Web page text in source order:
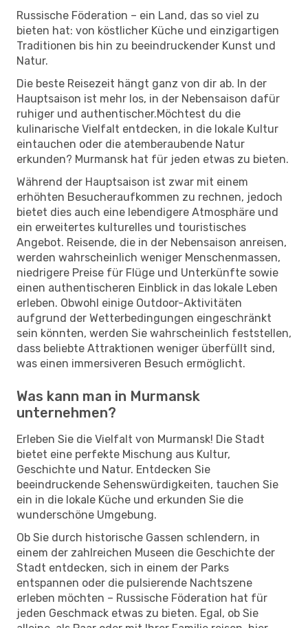
Russische Föderation – ein Land, das so viel zu
bieten hat: von köstlicher Küche und einzigartigen
Traditionen bis hin zu beeindruckender Kunst und
Natur.
Die beste Reisezeit hängt ganz von dir ab. In der
Hauptsaison ist mehr los, in der Nebensaison dafür
ruhiger und authentischer.Möchtest du die
kulinarische Vielfalt entdecken, in die lokale Kultur
eintauchen oder die atemberaubende Natur
erkunden? Murmansk hat für jeden etwas zu bieten.
Während der Hauptsaison ist zwar mit einem
erhöhten Besucheraufkommen zu rechnen, jedoch
bietet dies auch eine lebendigere Atmosphäre und
ein erweitertes kulturelles und touristisches
Angebot. Reisende, die in der Nebensaison anreisen,
werden wahrscheinlich weniger Menschenmassen,
niedrigere Preise für Flüge und Unterkünfte sowie
einen authentischeren Einblick in das lokale Leben
erleben. Obwohl einige Outdoor-Aktivitäten
aufgrund der Wetterbedingungen eingeschränkt
sein könnten, werden Sie wahrscheinlich feststellen,
dass beliebte Attraktionen weniger überfüllt sind,
was einen immersiveren Besuch ermöglicht.
Was kann man in Murmansk
unternehmen?
Erleben Sie die Vielfalt von Murmansk! Die Stadt
bietet eine perfekte Mischung aus Kultur,
Geschichte und Natur. Entdecken Sie
beeindruckende Sehenswürdigkeiten, tauchen Sie
ein in die lokale Küche und erkunden Sie die
wunderschöne Umgebung.
Ob Sie durch historische Gassen schlendern, in
einem der zahlreichen Museen die Geschichte der
Stadt entdecken, sich in einem der Parks
entspannen oder die pulsierende Nachtszene
erleben möchten – Russische Föderation hat für
jeden Geschmack etwas zu bieten. Egal, ob Sie